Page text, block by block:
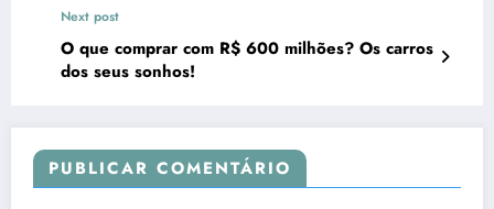
Next post
O que comprar com R$ 600 milhões? Os carros
dos seus sonhos!
PUBLICAR COMENTÁRIO